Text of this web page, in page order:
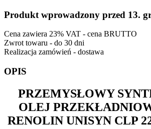
Produkt wprowadzony przed 13.
Cena zawiera 23% VAT - cena BRUTTO
Zwrot towaru - do 30 dni
Realizacja zamówień - dostawa
OPIS
PRZEMYSŁOWY
OLEJ
RENOLIN UNISYN CLP